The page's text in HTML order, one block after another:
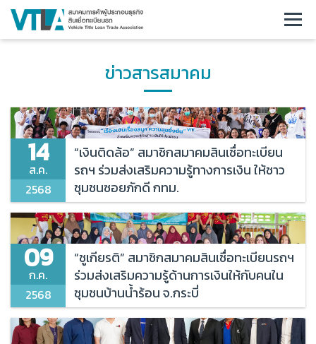
ข่าวและกิจกรรม
ข่าวสมาคม
ข่าวสารอุตสาหกรรม
สาระน่ารู้
ประกาศที่เกี่ยวข้อง
การติดตามทวงถามหนี้
ข่าวสารสมาคม
“เงินติดล้อ” สมาชิกสมาคมสินเชื่อทะเบียน
รถฯ ร่วมส่งเสริมความรู้ทางการเงิน ให้ชาว
ชุมชนซอยภักดี กทม.
14
ส.ค.
2568
“ชูเกียรติ” สมาชิกสมาคมสินเชื่อทะเบียนรถฯ
ร่วมส่งเสริมความรู้ด้านการเงินให้กับคนใน
ชุมชนบ้านน้ำร้อน จ.กระบี่
09
ก.ค.
2568